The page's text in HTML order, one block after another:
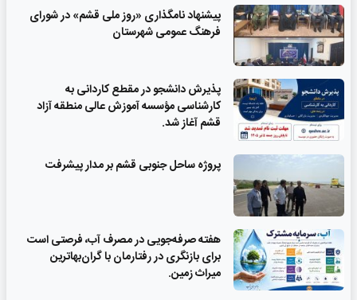
پیشنهاد نامگذاری «روز ملی قشم» در شورای
فرهنگ عمومی شهرستان
پذیرش دانشجو در مقطع کاردانی به
کارشناسی مؤسسه آموزش عالی منطقه آزاد
قشم آغاز شد.
پروژه ساحل جنوبی قشم بر مدار پیشرفت
‌هفته صرفه‌جویی در مصرف آب، فرصتی است
برای بازنگری در رفتارمان با گران‌بهاترین
میراث زمین.